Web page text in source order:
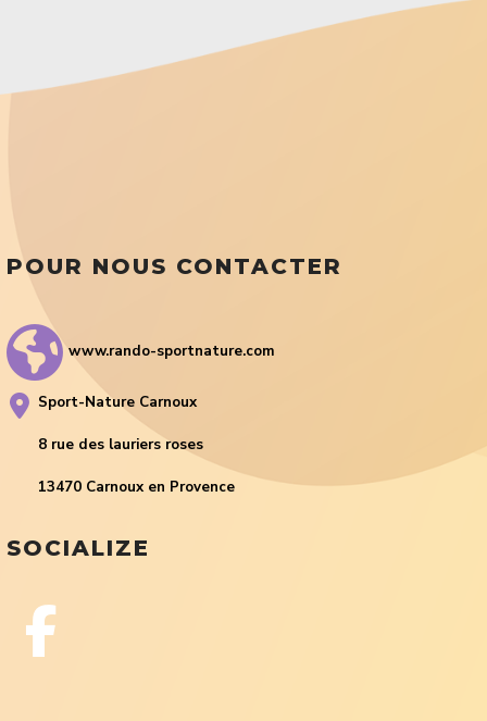
POUR NOUS CONTACTER
www.rando-sportnature.com
Sport-Nature Carnoux
8 rue des lauriers roses
13470 Carnoux en Provence
SOCIALIZE